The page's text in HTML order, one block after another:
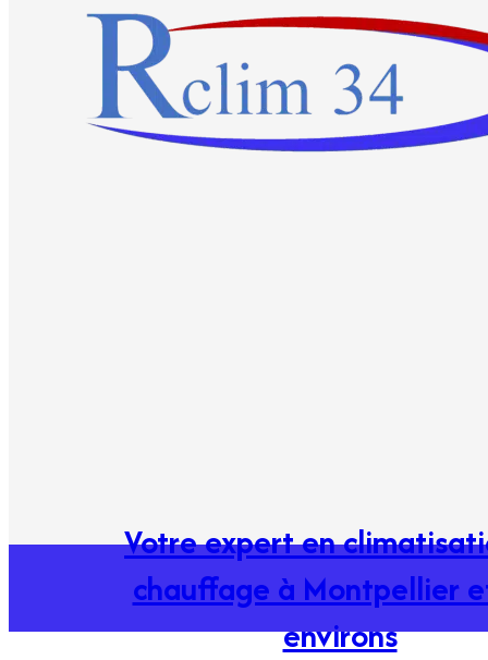
Votre expert en
chauffage à Montpellier
environs